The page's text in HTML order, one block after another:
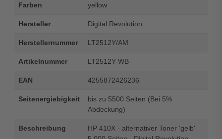
Farben yellow
Hersteller Digital Revolution
Herstellernummer LT2512Y/AM
Artikelnummer LT2512Y-WB
EAN 4255872426236
Seitenergiebigkeit
bis zu 5500 Seiten (Bei 5%
Abdeckung)
Beschreibung
HP 410X - alternativer Toner 'gelb'